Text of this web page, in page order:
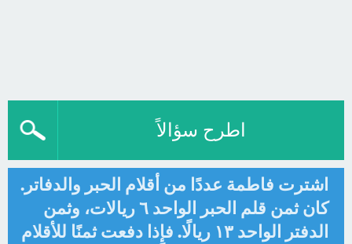
اطرح سؤالاً
اشترت فاطمة عددًا من أقلام الحبر والدفاتر.
كان ثمن قلم الحبر الواحد ٦ ريالات، وثمن
الدفتر الواحد ١٣ ريالًا. فإذا دفعت ثمنًا للأقلام